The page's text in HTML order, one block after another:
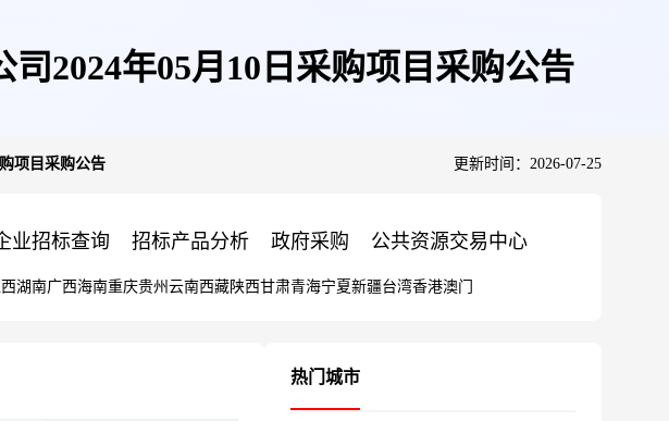
2024年05月10日采购项目采购公告
项目采购公告 更新时间：2026-07-25
业招标查询 招标产品分析 政府采购 公共资源交易中心
湖南广西海南重庆贵州 云南西藏陕西甘肃青海宁夏新疆台湾香港澳门
热门城市